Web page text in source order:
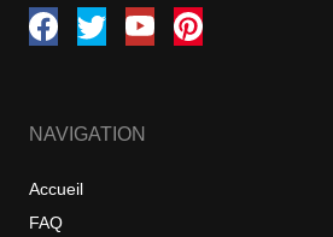
NAVIGATION
Accueil
FAQ